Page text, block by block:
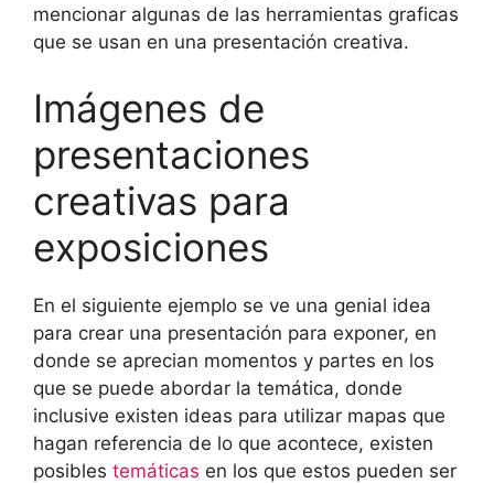
mencionar algunas de las herramientas graficas
que se usan en una presentación creativa.
Imágenes de
presentaciones
creativas para
exposiciones
En el siguiente ejemplo se ve una genial idea
para crear una presentación para exponer, en
donde se aprecian momentos y partes en los
que se puede abordar la temática, donde
inclusive existen ideas para utilizar mapas que
hagan referencia de lo que acontece, existen
posibles temáticas en los que estos pueden ser